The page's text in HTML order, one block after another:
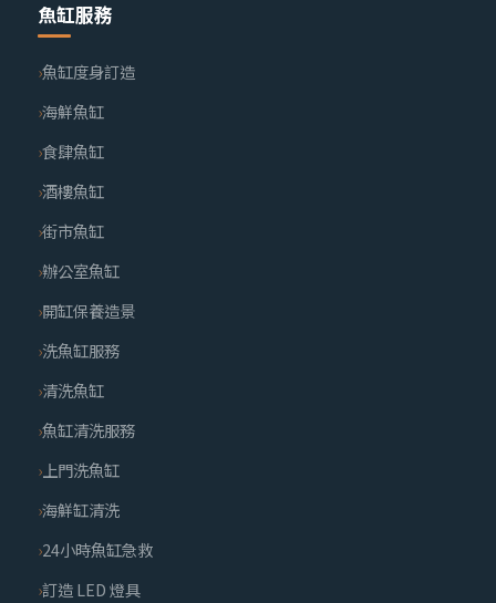
魚缸服務
魚缸度身訂造
海鮮魚缸
食肆魚缸
酒樓魚缸
街市魚缸
辦公室魚缸
開缸保養造景
洗魚缸服務
清洗魚缸
魚缸清洗服務
上門洗魚缸
海鮮缸清洗
24小時魚缸急救
訂造 LED 燈具